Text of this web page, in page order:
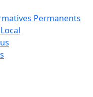
Permanents